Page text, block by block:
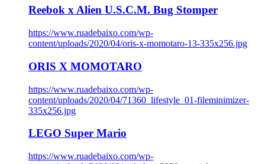
Reebok x Alien U.S.C.M. Bug Stomper
https://www.ruadebaixo.com/wp-
content/uploads/2020/04/oris-x-momotaro-13-335x256.jpg
ORIS X MOMOTARO
https://www.ruadebaixo.com/wp-
content/uploads/2020/04/71360_lifestyle_01-fileminimizer-
335x256.jpg
LEGO Super Mario
https://www.ruadebaixo.com/wp-